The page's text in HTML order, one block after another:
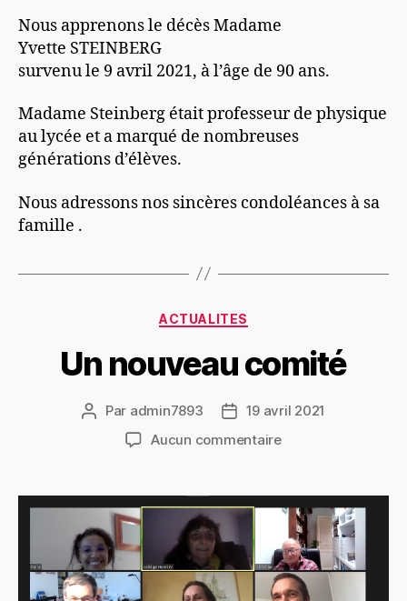
Nous apprenons le décès Madame
Yvette STEINBERG
survenu le 9 avril 2021, à l’âge de 90 ans.
Madame Steinberg était professeur de physique
au lycée et a marqué de nombreuses
générations d’élèves.
Nous adressons nos sincères condoléances à sa
famille .
Catégories
ACTUALITES
Un nouveau comité
Auteur
l’article
Par admin7893
Date19 avril 2021
Aucun commentairesur
comité